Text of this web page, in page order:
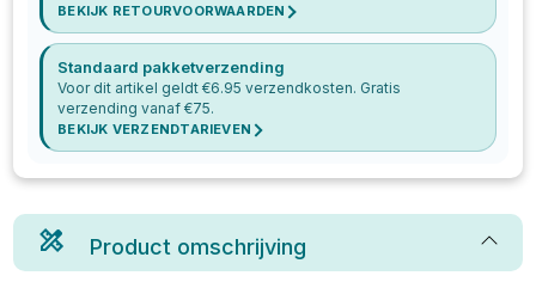
BEKIJK RETOURVOORWAARDEN
Standaard pakketverzending
Voor dit artikel geldt €6.95 verzendkosten. Gratis
verzending vanaf €75.
BEKIJK VERZENDTARIEVEN
Product omschrijving